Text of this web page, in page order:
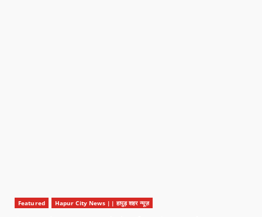
Featured Hapur City News || हापुड़ शहर न्यूज़